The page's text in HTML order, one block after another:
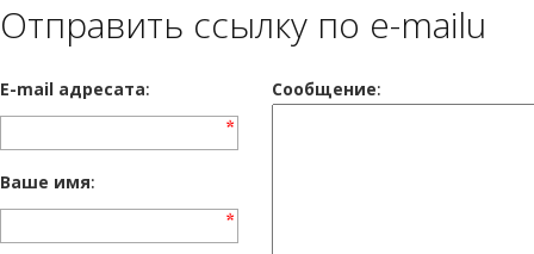
Отправить ссылку по e-mailu
E-mail адресата: Сообщение:
Ваше имя: